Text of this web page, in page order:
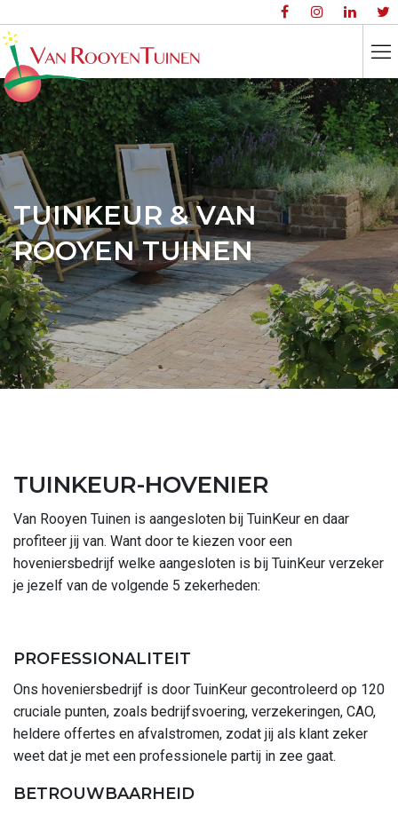
TUINKEUR & VAN
ROOYEN TUINEN
TUINKEUR-HOVENIER
Van Rooyen Tuinen is aangesloten bij TuinKeur en daar
profiteer jij van. Want door te kiezen voor een
hoveniersbedrijf welke aangesloten is bij TuinKeur verzeker
je jezelf van de volgende 5 zekerheden:
PROFESSIONALITEIT
Ons hoveniersbedrijf is door TuinKeur gecontroleerd op 120
cruciale punten, zoals bedrijfsvoering, verzekeringen, CAO,
heldere offertes en afvalstromen, zodat jij als klant zeker
weet dat je met een professionele partij in zee gaat.
BETROUWBAARHEID